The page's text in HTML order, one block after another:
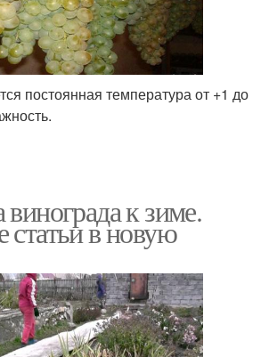
постоянная температура от +1 до
к зиме.
статьи в новую